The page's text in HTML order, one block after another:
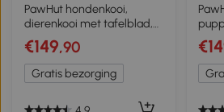
PawHut hondenkooi,
dierenkooi met tafelblad,
hondenhok, kennel, wit
€149,90
Gratis bezorging